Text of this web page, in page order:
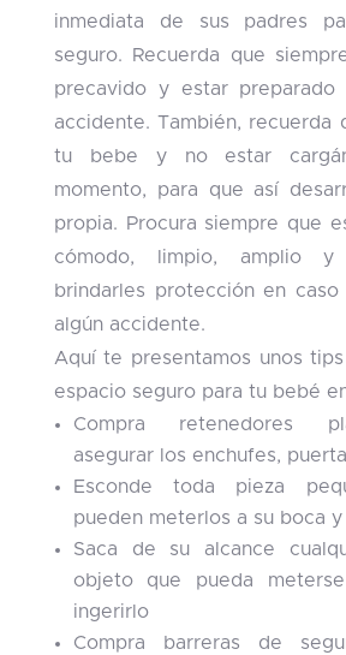
inmediata de sus padres
seguro. Recuerda que
precavido y estar preparado
accidente. También, recuerda
tu bebe y no estar
momento, para que así
propia. Procura siempre que
cómodo, limpio, amplio y
brindarles protección en
algún accidente.
Aquí te presentamos unos
espacio seguro para tu bebé
Compra retenedores
asegurar los enchufes,
Esconde toda pieza
pueden meterlos a su boca
Saca de su alcance
objeto que pueda
ingerirlo
Compra barreras de